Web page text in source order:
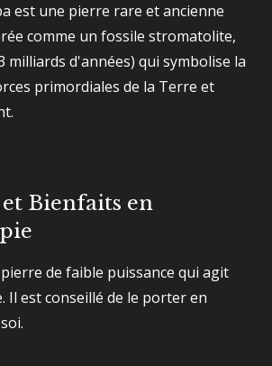
est une pierre rare et ancienne
comme un fossile stromatolite,
milliards d'années) qui symbolise la
primordiales de la Terre et
Bienfaits en
de faible puissance qui agit
Il est conseillé de le porter en